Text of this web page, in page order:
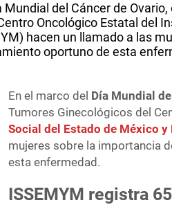
Mundial del Cáncer de
Oncológico Estatal del
hacen un llamado a las
oportuno de esta
En el marco del Día Mundial
Tumores Ginecológicos del
Social del Estado de México
mujeres sobre la importancia
esta enfermedad.
ISSEMYM registra